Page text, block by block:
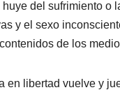
del sufrimiento o
y el sexo
de los
en libertad vuelve y